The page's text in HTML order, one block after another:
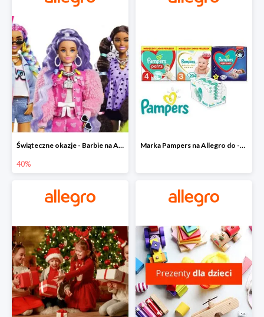
Świąteczne okazje - Barbie na Allegro do -40%
40%
Marka Pampers na Allegro do -35%